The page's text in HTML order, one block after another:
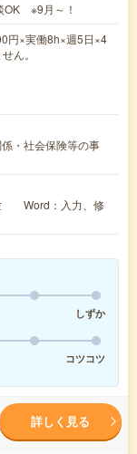
OK ※9月～！
円×実働8h×週5日×4
ん。
・社会保険等の事
験 Word：入力、修
しずか
コツコツ
詳しく見る